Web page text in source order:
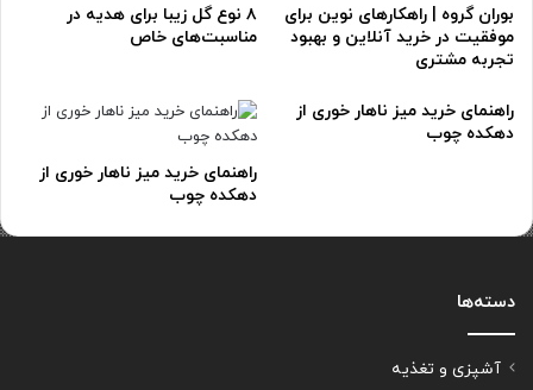
بوران گروه | راهکارهای نوین برای
موفقیت در خرید آنلاین و بهبود
تجربه مشتری
۸ نوع گل زیبا برای هدیه در
مناسبت‌های خاص
راهنمای خرید میز ناهار خوری از
دهکده چوب
راهنمای خرید میز ناهار خوری از
دهکده چوب
دسته‌ها
آشپزی و تغذیه